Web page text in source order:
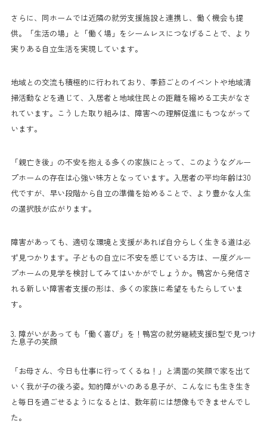
さらに、同ホームでは近隣の就労支援施設と連携し、働く機会も提
供。「生活の場」と「働く場」をシームレスにつなげることで、より
実りある自立生活を実現しています。
地域との交流も積極的に行われており、季節ごとのイベントや地域清
掃活動などを通じて、入居者と地域住民との距離を縮める工夫がなさ
れています。こうした取り組みは、障害への理解促進にもつながって
います。
「親亡き後」の不安を抱える多くの家族にとって、このようなグルー
プホームの存在は心強い味方となっています。入居者の平均年齢は30
代ですが、早い段階から自立の準備を始めることで、より豊かな人生
の選択肢が広がります。
障害があっても、適切な環境と支援があれば自分らしく生きる道は必
ず見つかります。子どもの自立に不安を感じている方は、一度グルー
プホームの見学を検討してみてはいかがでしょうか。鴨宮から発信さ
れる新しい障害者支援の形は、多くの家族に希望をもたらしていま
す。
3. 障がいがあっても「働く喜び」を！鴨宮の就労継続支援B型で見つけ
た息子の笑顔
「お母さん、今日も仕事に行ってくるね！」と満面の笑顔で家を出て
いく我が子の後ろ姿。知的障がいのある息子が、こんなにも生き生き
と毎日を過ごせるようになるとは、数年前には想像もできませんでし
た。